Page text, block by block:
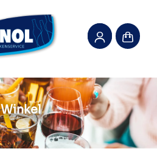
Winkel